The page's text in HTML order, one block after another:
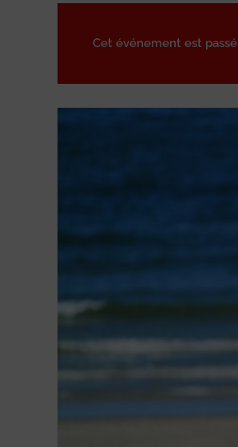
Cet événement est